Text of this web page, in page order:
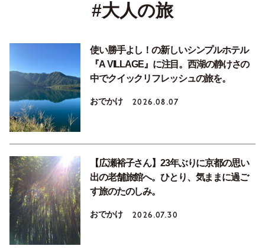
#大人の旅
使い勝手よし！の新しいシンプルホテル
『A VILLAGE』に注目。西湖の静けさの
中でクイックリフレッシュの旅を。
おでかけ 2026.08.07
【広瀬裕子さん】23年ぶりに京都の思い
出の老舗旅館へ。ひとり、気ままに過ご
す旅のたのしみ。
おでかけ 2026.07.30